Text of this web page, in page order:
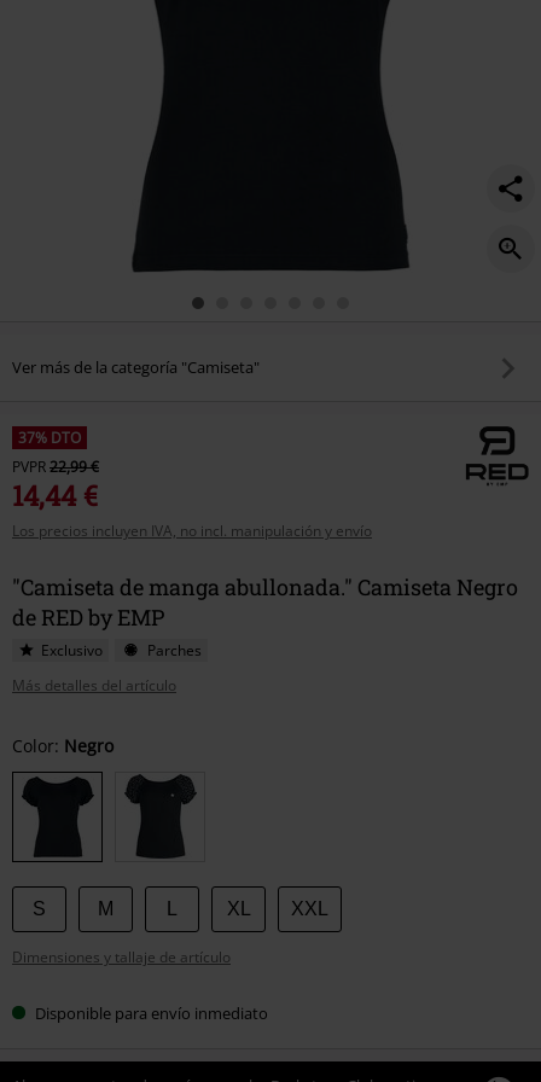
Ver más de la categoría "Camiseta"
37% DTO
PVPR22,99 €
14,44 €
Los precios incluyen IVA, no incl. manipulación y envío
"Camiseta de manga abullonada." Camiseta Negro
de RED by EMP
Exclusivo
Parches
Más detalles del artículo
Elige
tu
talla
Color: Negro
S M XL XXL
Dimensiones y tallaje de artículo
Disponible para envío inmediato